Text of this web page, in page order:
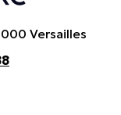
Versailles